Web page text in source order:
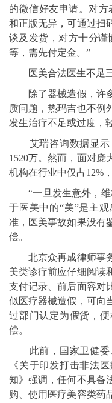
的微信好友申请。对方
和正版无异，可通过扫
谈及发货，对方十分谨
等，需先付定金。”
医美合法医生不足
除了器械造假，许多
质问题，热玛吉也不例
发生治疗不足或过度，
艾瑞咨询数据显示
1520万。然而，面对庞
机构在行业中仅占12%
“一旦发生意外，维
于医美中的“美”是主
准，医美事故如果没有
偿。
北京众再成律师事务
美类诊疗前应仔细阅读
支付记录、前后面容对
似医疗器械造假，可向
过部门认定为假货，
偿。
此前，国家卫健委
《关于印发打击非法
知》强调，任何不具备
购、使用医疗美容类药